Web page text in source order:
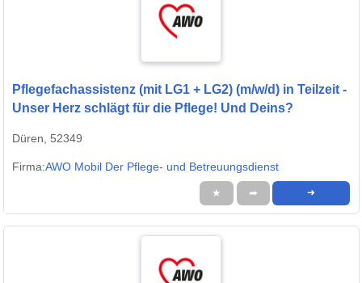
Pflegefachassistenz (mit LG1 + LG2) (m/w/d) in Teilzeit -
Unser Herz schlägt für die Pflege! Und Deins?
Düren, 52349
Firma:AWO Mobil Der Pflege- und Betreuungsdienst
★ ➦ ➜